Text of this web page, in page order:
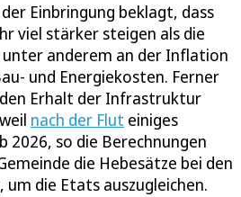
Einbringung beklagt, dass
viel stärker steigen als die
unter anderem an der Inflation
und Energiekosten. Ferner
Erhalt der Infrastruktur
nach der Flut einiges
2026, so die Berechnungen
die Hebesätze bei den
um die Etats auszugleichen.